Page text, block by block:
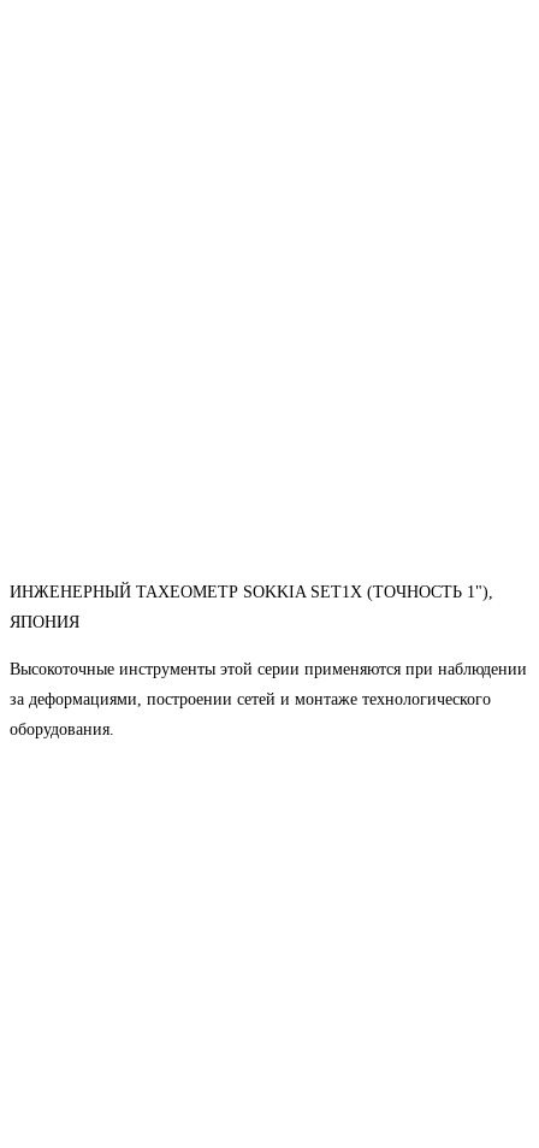
ИНЖЕНЕРНЫЙ ТАХЕОМЕТР SOKKIA SET1X (ТОЧНОСТЬ 1"),
ЯПОНИЯ
Высокоточные инструменты этой серии применяются при наблюдении
за деформациями, построении сетей и монтаже технологического
оборудования.